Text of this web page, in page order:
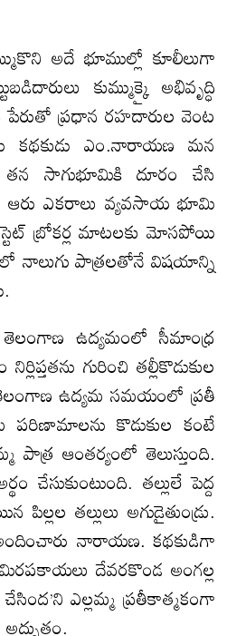
అదే భూముల్లో కూలీలుగా
కుమ్ముక్కై అభివృద్ధి
పేరుతో ప్రధాన రహదారుల వెంట
కథకుడు ఎం.నారాయణ మన
తన సాగుభూమికి దూరం చేసి
ఆరు ఎకరాలు వ్యవసాయ భూమి
బ్రోకర్ల మాటలకు మోసపోయి
నాలుగు పాత్రలతోనే విషయాన్ని
తెలంగాణ ఉద్యమంలో సీమాంధ్ర
గురించి తల్లీకొడుకుల
తెలంగాణ ఉద్యమ సమయంలో ప్రతీ
పరిణామాలను కొడుకుల కంటే
ఆంతర్యంలో తెలుస్తుంది.
తల్లులే పెద్ద
తల్లులు అగుడైతుండ్రు.
అందించారు నారాయణ. కథకుడిగా
దేవరకొండ అంగల్ల
ఎల్లమ్మ ప్రతీకాత్మకంగా